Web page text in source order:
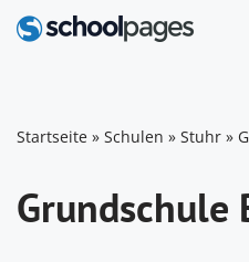
Startseite » Schulen » Stuhr »
Grundschule